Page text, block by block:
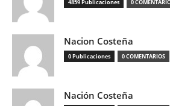
4859 Publicaciones 0
Nacion Costeña
0 Publicaciones 0 COMENTARIOS
Nación Costeña